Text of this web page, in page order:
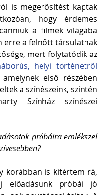
is megerősítést kaptak
hogy érdemes
a filmek világába
erre a felnőtt társulatnak
mert folytatódik az
helyi történetről
első részében
a színészeink, szintén
Színház színészei
próbáira emlékszel
korábban is kitértem rá,
előadásunk próbái jó